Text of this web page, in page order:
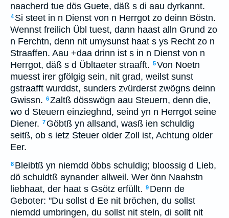
naacherd tue dös Guete, däß s di aau dyrkannt.
4 Si steet in n Dienst von n Herrgot zo deinn Böstn.
Wennst freilich Übl tuest, dann haast alln Grund zo
n Ferchtn, denn nit umysunst haat s ys Recht zo n
Straaffen. Aau +daa drinn ist s in n Dienst von n
Herrgot, däß s d Übltaeter straafft. 5Von Noetn
muesst irer gfölgig sein, nit grad, weilst sunst
gstraafft wurddst, sunders zvürderst zwögns deinn
Gwissn. 6Zaltß dösswögn aau Steuern, denn die,
wo d Steuern einzieghnd, seind yn n Herrgot seine
Diener. 7 Göbtß yn allsand, wasß ien schuldig
seitß, ob s ietz Steuer older Zoll ist, Achtung older
Eer.
8 Bleibtß yn niemdd öbbs schuldig; bloossig d Lieb,
dö schuldtß aynander allweil. Wer önn Naahstn
liebhaat, der haat s Gsötz erfüllt. 9 Denn de
Geboter: "Du sollst d Ee nit bröchen, du sollst
niemdd umbringen, du sollst nit steln, di sollt nit